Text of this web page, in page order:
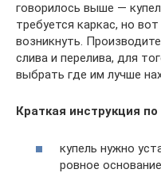
говорилось выше —
требуется каркас, но
возникнуть.
слива и перелива, для
выбрать где им лучше
Краткая инструкция
купель нужно
ровное